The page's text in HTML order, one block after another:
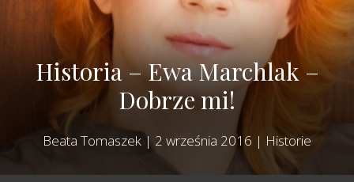
Historia – Ewa Marchlak –
Dobrze mi!
Beata Tomaszek | 2 września 2016 | Historie